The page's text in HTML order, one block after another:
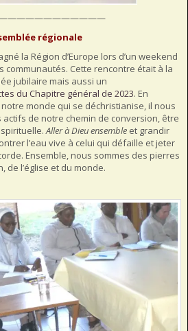
régionale
la Région d’Europe lors d’un weekend
communautés. Cette rencontre était à la
jubilaire mais aussi un
du Chapitre général de 2023. En
monde qui se déchristianise, il nous
de notre chemin de conversion, être
Aller à Dieu ensemble et grandir
l’eau vive à celui qui défaille et jeter
Ensemble, nous sommes des pierres
de l’église et du monde.